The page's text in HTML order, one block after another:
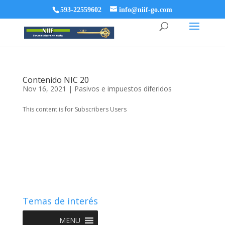
593-22559602 info@niif-go.com
Contenido NIC 20
Nov 16, 2021 | Pasivos e impuestos diferidos
This content is for Subscribers Users
Temas de interés
MENU